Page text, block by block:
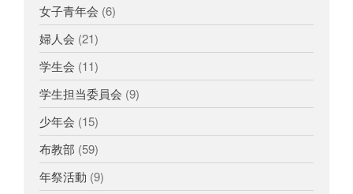
女子青年会 (6)
婦人会 (21)
学生会 (11)
学生担当委員会 (9)
少年会 (15)
布教部 (59)
年祭活動 (9)